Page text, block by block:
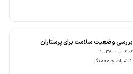
بررسی وضعیت سلامت برای پرستاران
کد کتاب : 100380
انتشارات جامعه نگر